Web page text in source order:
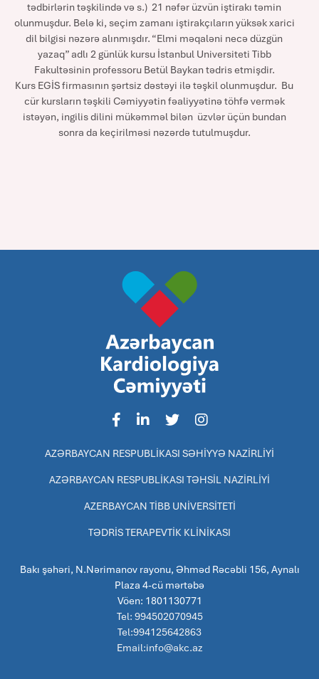
tədbirlərin təşkilində və s.) 21 nəfər üzvün iştirakı təmin
olunmuşdur. Belə ki, seçim zamanı iştirakçıların yüksək xarici
dil bilgisi nəzərə alınmışdır. “Elmi məqaləni necə düzgün
yazaq” adlı 2 günlük kursu İstanbul Universiteti Tibb
Fakultəsinin professoru Betül Baykan tədris etmişdir.
Kurs EGİS firmasının şərtsiz dəstəyi ilə təşkil olunmuşdur. Bu
cür kursların təşkili Cəmiyyətin fəaliyyətinə töhfə vermək
istəyən, ingilis dilini mükəmməl bilən üzvlər üçün bundan
sonra da keçirilməsi nəzərdə tutulmuşdur.
AZƏRBAYCAN RESPUBLİKASI SƏHİYYƏ NAZİRLİYİ
AZƏRBAYCAN RESPUBLİKASI TƏHSİL NAZİRLİYİ
AZERBAYCAN TİBB UNİVERSİTETİ
TƏDRİS TERAPEVTİK KLİNİKASI
Bakı şəhəri, N.Nərimanov rayonu, Əhməd Rəcəbli 156, Aynalı
Plaza 4-cü mərtəbə
Vöen: 1801130771
Tel: 994502070945
Tel:994125642863
Email:info@akc.az